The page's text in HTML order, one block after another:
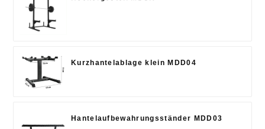
Kurzhantelablage klein MDD04
Hantelaufbewahrungsständer MDD03